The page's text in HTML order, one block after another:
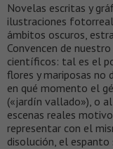
Novelas escritas y
ilustraciones
ámbitos oscuros,
Convencen de
científicos: tal es el
flores y mariposas no
en qué momento el
(«jardín vallado»), o
escenas reales
representar con el
disolución, el